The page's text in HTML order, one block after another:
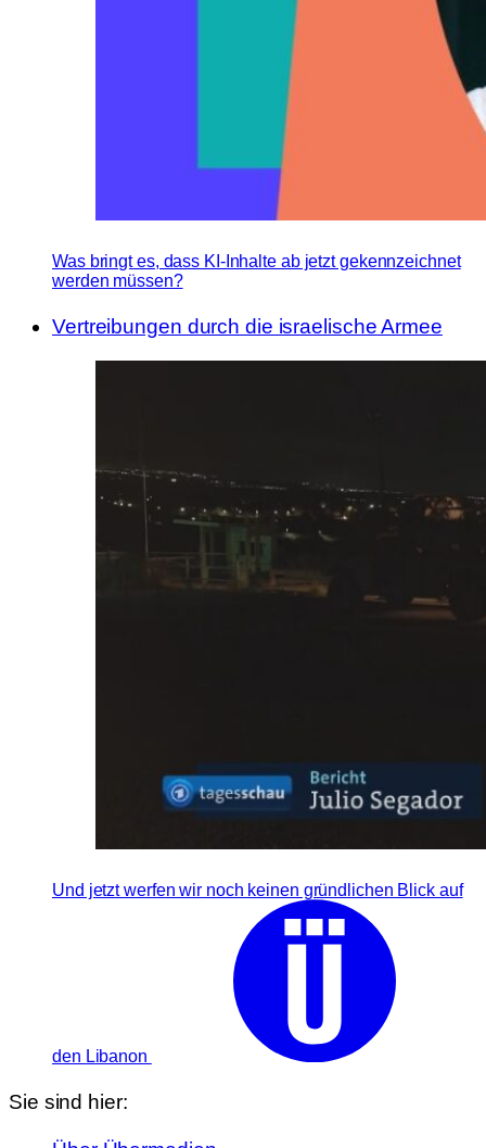
Was bringt es, dass KI-Inhalte ab jetzt gekennzeichnet
werden müssen?
Vertreibungen durch die israelische Armee
Und jetzt werfen wir noch keinen gründlichen Blick auf
den Libanon
Sie sind hier: